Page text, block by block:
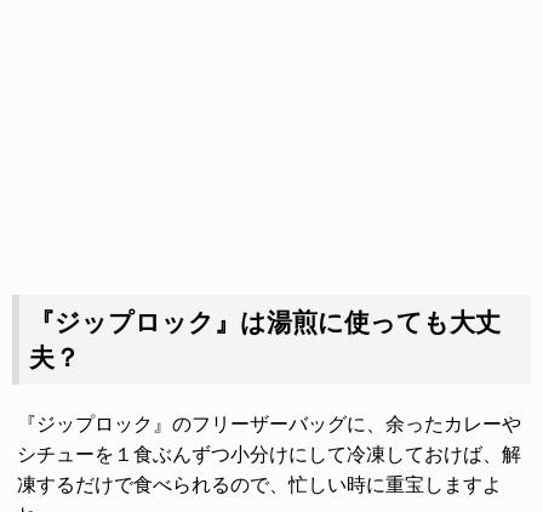
『ジップロック』は湯煎に使っても大丈
夫？
『ジップロック』のフリーザーバッグに、余ったカレーや
シチューを１食ぶんずつ小分けにして冷凍しておけば、解
凍するだけで食べられるので、忙しい時に重宝しますよ